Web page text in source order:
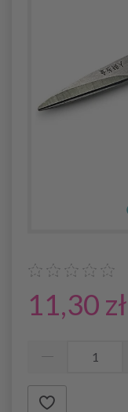
11,30 zł